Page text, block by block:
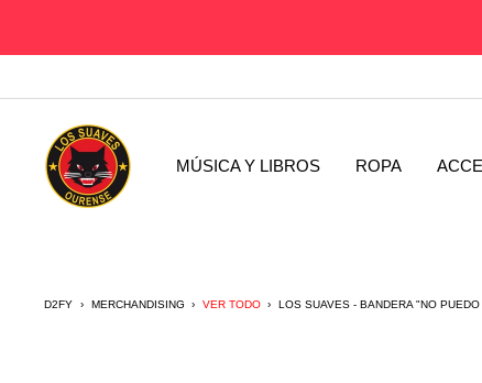
MÚSICA Y LIBROS ROPA
D2fy
-
Direct
D2FY › MERCHANDISING › VER TODO › LOS SUAVES - BANDERA "NO